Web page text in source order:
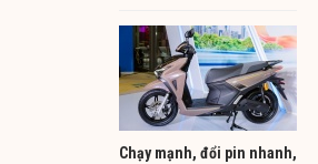
Chạy mạnh, đổi pin nhanh,